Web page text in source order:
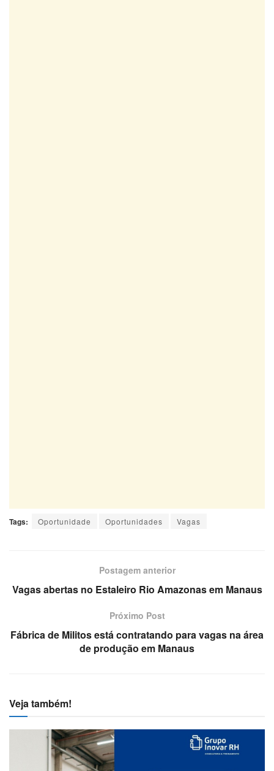
Tags: Oportunidade Oportunidades Vagas
Postagem anterior
Vagas abertas no Estaleiro Rio Amazonas em Manaus
Próximo Post
Fábrica de Militos está contratando para vagas na área
de produção em Manaus
Veja também!